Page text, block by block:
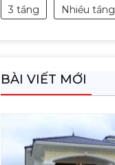
3 tầng Nhiều tầng
BÀI VIẾT MỚI